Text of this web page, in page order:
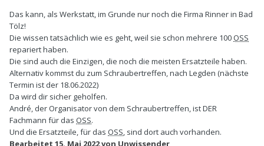
Das kann, als Werkstatt, im Grunde nur noch die Firma Rinner in Bad
Tölz!
Die wissen tatsächlich wie es geht, weil sie schon mehrere 100 OSS
repariert haben.
Die sind auch die Einzigen, die noch die meisten Ersatzteile haben.
Alternativ kommst du zum Schraubertreffen, nach Legden (nächste
Termin ist der 18.06.2022)
Da wird dir sicher geholfen.
André, der Organisator von dem Schraubertreffen, ist DER
Fachmann für das OSS.
Und die Ersatzteile, für das OSS, sind dort auch vorhanden.
Bearbeitet 15. Mai 2022von Unwissender